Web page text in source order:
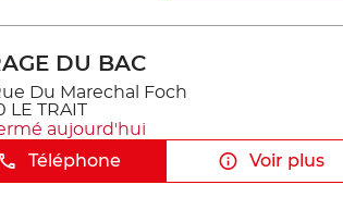
DU BAC
Du Marechal Foch
LE TRAIT
aujourd'hui
Téléphone
Voir plus